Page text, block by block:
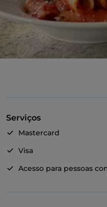
Serviços
Mastercard
Visa
Acesso para pessoas